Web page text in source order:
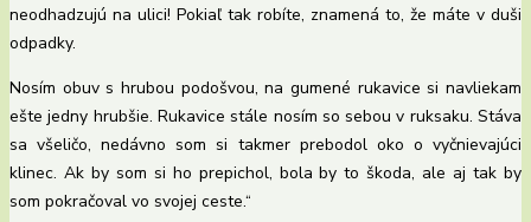
neodhadzujú na ulici! Pokiaľ tak robíte, znamená to, že máte v duši
odpadky.
Nosím obuv s hrubou podošvou, na gumené rukavice si navliekam
ešte jedny hrubšie. Rukavice stále nosím so sebou v ruksaku. Stáva
sa všeličo, nedávno som si takmer prebodol oko o vyčnievajúci
klinec. Ak by som si ho prepichol, bola by to škoda, ale aj tak by
som pokračoval vo svojej ceste.“